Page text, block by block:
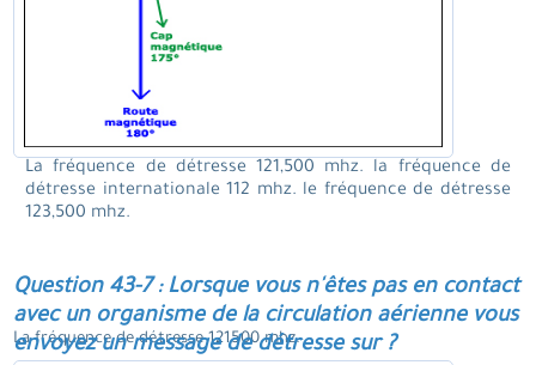
La fréquence de détresse 121,500 mhz. la fréquence de
détresse internationale 112 mhz. le fréquence de détresse
123,500 mhz.
Question 43-7 : Lorsque vous n'êtes pas en contact
avec un organisme de la circulation aérienne vous
envoyez un message de détresse sur ?
La fréquence de détresse 121500 mhz.